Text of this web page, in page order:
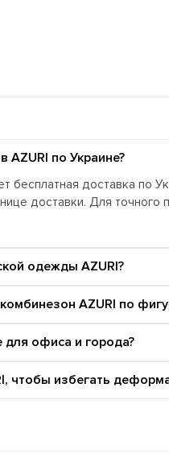
AZURI по Украине?
бесплатная доставка по
доставки. Для
одежды AZURI?
AZURI по
для офиса и города?
чтобы избегать